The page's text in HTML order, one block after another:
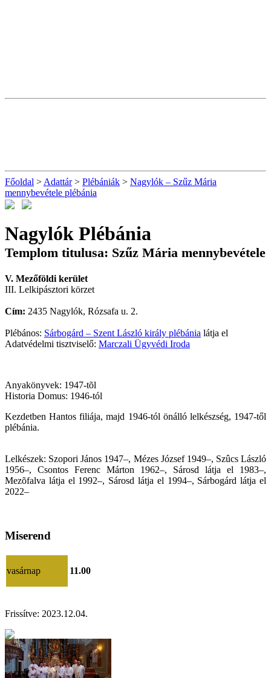
Főoldal > Adattár> Plébániák > Nagylók – Szűz Mária
mennybevétele plébánia
Nagylók Plébánia
Templom titulusa: Szűz Mária mennybevétele
V. Mezőföldi kerület
III. Lelkipásztori körzet
Cím: 2435 Nagylók, Rózsafa u. 2.
Plébános: Sárbogárd – Szent László király plébánia látja el
Adatvédelmi tisztviselő: Marczali Ügyvédi Iroda
Anyakönyvek: 1947-tõl
Historia Domus: 1946-tól
Kezdetben Hantos filiája, majd 1946-tól önálló lelkészség, 1947-től
plébánia.
Lelkészek: Szopori János 1947–, Mézes József 1949–, Szûcs László
1956–, Csontos Ferenc Márton 1962–, Sárosd látja el 1983–,
Mezõfalva látja el 1992–, Sárosd látja el 1994–, Sárbogárd látja el
2022–
Miserend
vasárnap 11.00
Frissítve: 2023.12.04.